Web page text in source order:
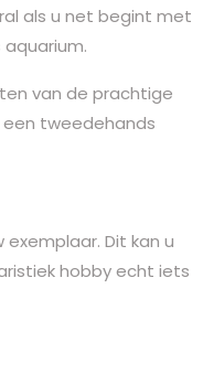
als u net begint met
van de prachtige
een tweedehands
Dit kan u
hobby echt iets